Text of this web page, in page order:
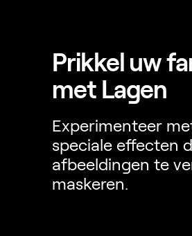
Prikkel uw
met Lagen
Experimenteer
speciale effecten
afbeeldingen te
maskeren.